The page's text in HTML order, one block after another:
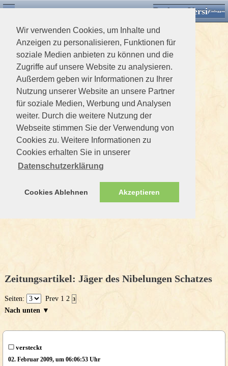
Wir verwenden Cookies, um Inhalte und
Anzeigen zu personalisieren, Funktionen für
soziale Medien anbieten zu können und die
Zugriffe auf unsere Website zu analysieren.
Außerdem geben wir Informationen zu Ihrer
Nutzung unserer Website an unsere Partner
für soziale Medien, Werbung und Analysen
weiter. Durch die weitere Nutzung der
Webseite stimmen Sie der Verwendung von
Cookies zu. Weitere Informationen zu
Cookies erhalten Sie in unserer
Datenschutzerklärung
Cookies Ablehnen Akzeptieren
Desktop VersionEinloggen
Zeitungsartikel: Jäger des Nibelungen Schatzes
Seiten: Prev 1 2 3
Nach unten ▼
versteckt
02. Februar 2009, um 06:06:53 Uhr